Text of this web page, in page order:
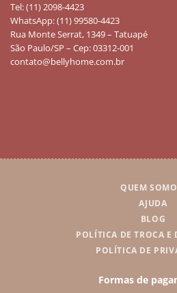
Tel: (11) 2098-4423
WhatsApp: (11) 99580-4423
Rua Monte Serrat, 1349 – Tatuapé
São Paulo/SP – Cep: 03312-001
contato@bellyhome.com.br
Formas de
QUEM
AJUDA
BLOG
POLÍTICA DE TROCA E
POLÍTICA DE